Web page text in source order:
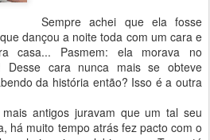
Sempre achei que ela fosse
dançou a noite toda com um cara e
casa... Pasmem: ela morava no
Desse cara nunca mais se obteve
da história então? Isso é a outra
antigos juravam que um tal seu
há muito tempo atrás fez pacto com o